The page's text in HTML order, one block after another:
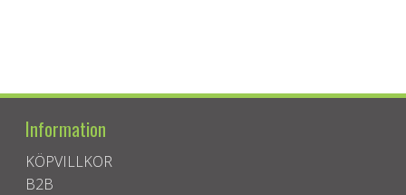
Information
KÖPVILLKOR
B2B